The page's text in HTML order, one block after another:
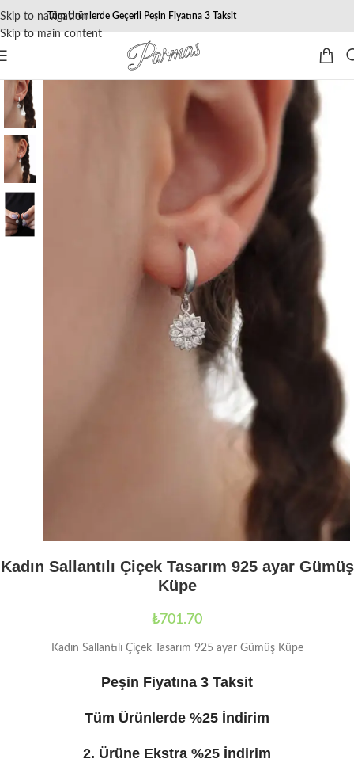
Skip to navigation
Skip to main content
Tüm Ürünlerde Geçerli Peşin Fiyatına 3 Taksit
Kadın Sallantılı Çiçek Tasarım 925 ayar Gümüş
Küpe
₺701.70
Kadın Sallantılı Çiçek Tasarım 925 ayar Gümüş Küpe
Peşin Fiyatına 3 Taksit
Tüm Ürünlerde %25 İndirim
2. Ürüne Ekstra %25 İndirim